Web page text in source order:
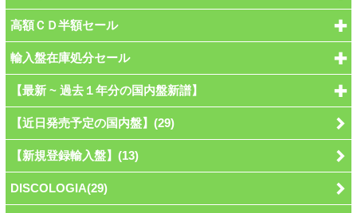
高額ＣＤ半額セール
輸入盤在庫処分セール
【最新 ~ 過去１年分の国内盤新譜】
【近日発売予定の国内盤】(29)
【新規登録輸入盤】(13)
DISCOLOGIA(29)